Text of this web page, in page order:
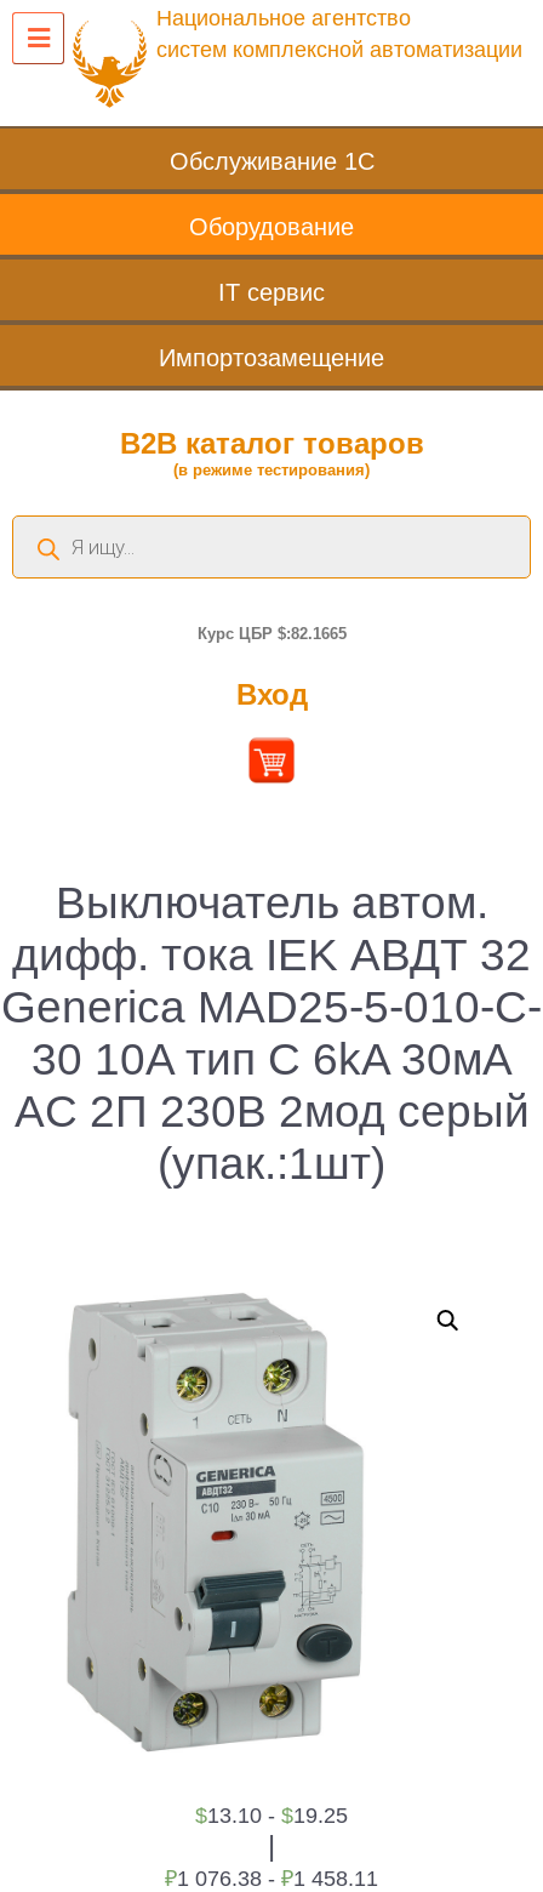
Национальное агентство
систем комплексной автоматизации
Обслуживание 1С
Оборудование
IT сервис
Импортозамещение
B2B каталог товаров
(в режиме тестирования)
Поиск
товаров
Курс ЦБР $:82.1665
Вход
Выключатель автом.
дифф. тока IEK АВДТ 32
Generica MAD25-5-010-C-
30 10A тип C 6kA 30мА
AC 2П 230В 2мод серый
(упак.:1шт)
$13.10 - $19.25
|
₽1 076.38 - ₽1 458.11